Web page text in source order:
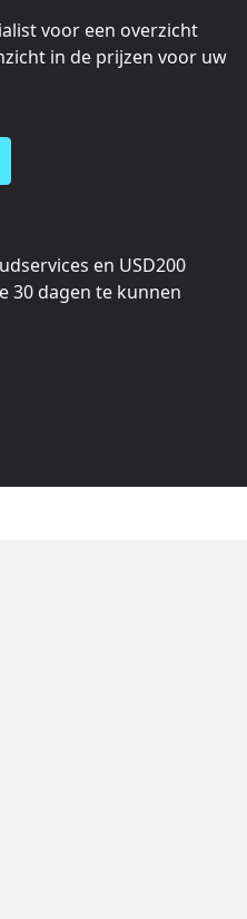
voor een overzicht
in de prijzen voor uw
en USD200
30 dagen te kunnen